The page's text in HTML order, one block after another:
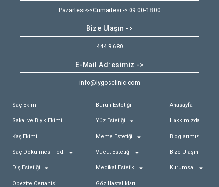
Pazartesi<->Cumartesi -> 09:00-18:00
Bize Ulaşın ->
444 8 680
E-Mail Adresimiz ->
info@lygosclinic.com
Saç Ekimi
Sakal ve Bıyık Ekimi
Kaş Ekimi
Saç Dökülmesi Ted.
Diş Estetiği
Obezite Cerrahisi
Burun Estetiği
Yüz Estetiği
Meme Estetiği
Vücut Estetiği
Medikal Estetik
Göz Hastalıkları
Anasayfa
Hakkımızda
Bloglarımız
Bize Ulaşın
Kurumsal